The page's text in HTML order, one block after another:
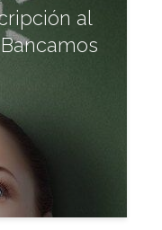
al